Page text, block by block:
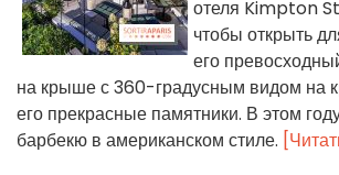
отеля Kimpton
чтобы открыть
его
на крыше с 360-градусным видом на
его прекрасные памятники. В этом
барбекю в американском стиле.